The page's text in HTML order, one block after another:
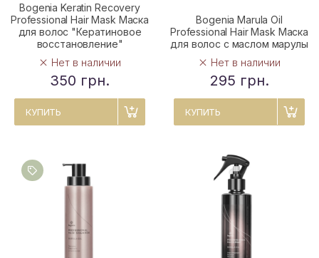
Bogenia Keratin Recovery
Professional Hair Mask Маска
для волос "Кератиновое
восстановление"
Нет в наличии
350 грн.
КУПИТЬ
Bogenia Marula Oil
Professional Hair Mask Маска
для волос с маслом марулы
Нет в наличии
295 грн.
КУПИТЬ